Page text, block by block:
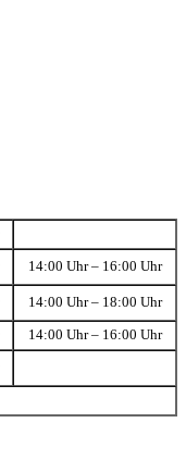
14:00 Uhr – 16:00 Uhr
14:00 Uhr – 18:00 Uhr
14:00 Uhr – 16:00 Uhr